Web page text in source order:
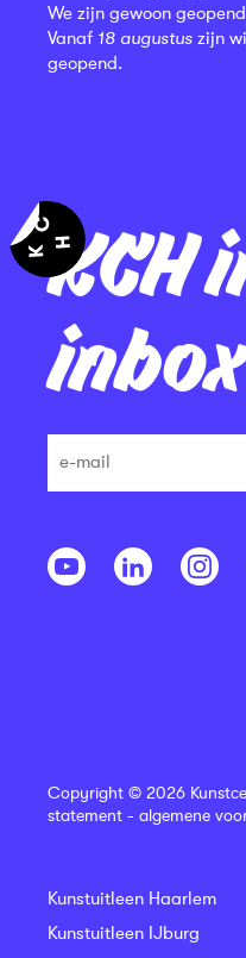
KCH
inbox
We zijn gewoon
Vanaf 18 augustus zijn
geopend.
Copyright © 2026
statement - algemene
Kunstuitleen Haarlem
Kunstuitleen IJburg